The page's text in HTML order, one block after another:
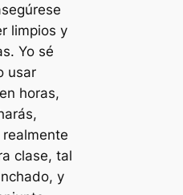
limpios y
Yo sé
usar
horas,
clase, tal
y